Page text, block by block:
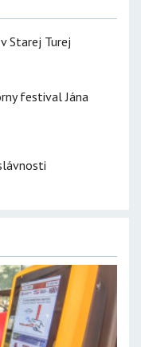
Starej Turej
festival Jána